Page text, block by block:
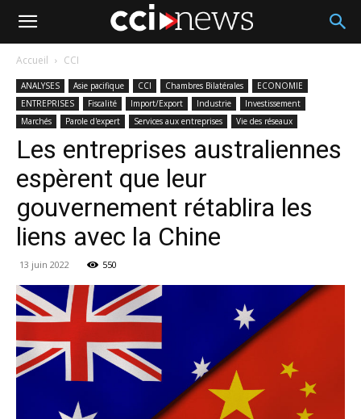
Accueil CCI
ANALYSES Asie pacifique CCI Chambres Bilatérales
ECONOMIE
ENTREPRISES
Fiscalité Import/Export Industrie
Investissement
Marchés
Parole d'expert Services aux entreprises Vie des réseaux
Les entreprises australiennes
espèrent que leur
gouvernement rétablira les
liens avec la Chine
13 juin 2022 550